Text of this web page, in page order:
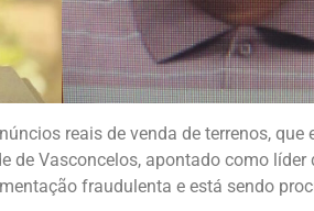
reais de venda de terrenos, que
de Vasconcelos, apontado como líder
fraudulenta e está sendo